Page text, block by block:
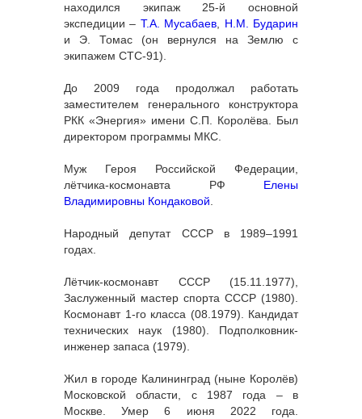
находился экипаж 25-й основной
экспедиции – Т.А. Мусабаев, Н.М. Бударин
и Э. Томас (он вернулся на Землю с
экипажем СТС-91).
До 2009 года продолжал работать
заместителем генерального конструктора
РКК «Энергия» имени С.П. Королёва. Был
директором программы МКС.
Муж Героя Российской Федерации,
лётчика-космонавта РФ Елены
Владимировны Кондаковой.
Народный депутат СССР в 1989–1991
годах.
Лётчик-космонавт СССР (15.11.1977),
Заслуженный мастер спорта СССР (1980).
Космонавт 1-го класса (08.1979). Кандидат
технических наук (1980). Подполковник-
инженер запаса (1979).
Жил в городе Калининград (ныне Королёв)
Московской области, с 1987 года – в
Москве. Умер 6 июня 2022 года.